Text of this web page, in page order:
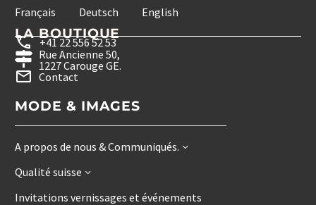
Français
Deutsch English
LA BOUTIQUE
+41 22 556 52 53
Rue Ancienne 50,
1227 Carouge GE.
Contact
MODE & IMAGES
A propos de nous & Communiqués.
Qualité suisse
Invitations vernissages et événements